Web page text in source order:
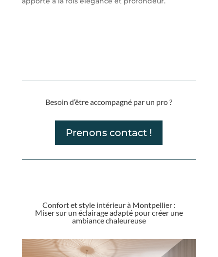
Besoin d’être accompagné par un pro ?
Prenons contact !
Confort et style intérieur à Montpellier :
Miser sur un éclairage adapté pour créer une
ambiance chaleureuse